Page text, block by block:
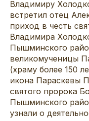
Владимиру
встретил отец
приход в честь
Владимира
Пышминского
великомученицы
(храму более 150
икона Параскевы
святого пророка
Пышминского
узнали о